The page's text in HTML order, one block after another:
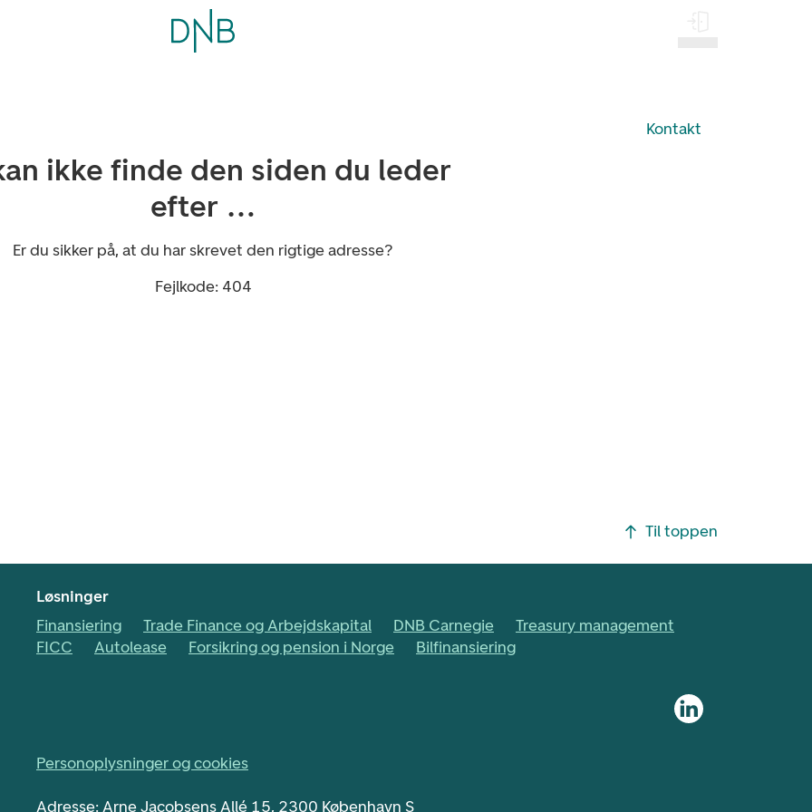
Kontakt
ikke finde den siden du leder
efter …
Er du sikker på, at du har skrevet den rigtige adresse?
Fejlkode: 404
Til toppen
Løsninger
Finansiering
Trade Finance og Arbejdskapital DNB Carnegie
Treasury management
FICC
Autolease Forsikring og pension i Norge Bilfinansiering
Personoplysninger og cookies
Adresse: Arne Jacobsens Allé 15, 2300 København S